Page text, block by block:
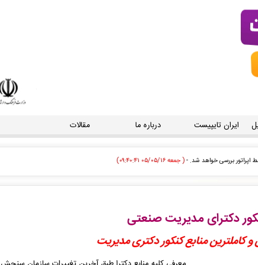
ایران تایپیست درباره ما مقالات
آرایی شما در حال انجام است. -( جمعه ۰۵/۰۵/۱۶ ۰۹:۲۵:۰۸)
آرایی شما در حال انجام است. -( جمعه ۰۵/۰۵/۱۶ ۰۹:۲۴:۰۷)
گردید. -
دکترای مدیریت صنعتی
کاملترین منابع کنکور دکتری مدیریت